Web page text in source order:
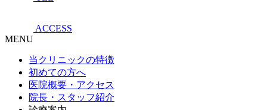
ACCESS
MENU
当クリニックの特徴
初めての方へ
医院概要・アクセス
院長・スタッフ紹介